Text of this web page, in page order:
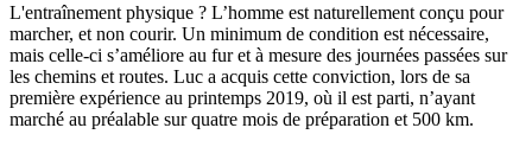
L'entraînement physique ? L’homme est naturellement conçu pour
marcher, et non courir. Un minimum de condition est nécessaire,
mais celle-ci s’améliore au fur et à mesure des journées passées sur
les chemins et routes. Luc a acquis cette conviction, lors de sa
première expérience au printemps 2019, où il est parti, n’ayant
marché au préalable sur quatre mois de préparation et 500 km.